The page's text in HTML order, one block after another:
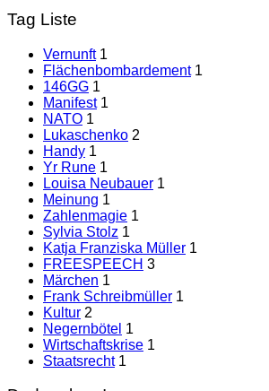
Tag Liste
Vernunft 1
Flächenbombardement 1
146GG 1
Manifest 1
NATO 1
Lukaschenko 2
Handy 1
Yr Rune 1
Louisa Neubauer 1
Meinung 1
Zahlenmagie 1
Sylvia Stolz 1
Katja Franziska Müller 1
FREESPEECH 3
Märchen 1
Frank Schreibmüller 1
Kultur 2
Negernbötel 1
Wirtschaftskrise 1
Staatsrecht 1